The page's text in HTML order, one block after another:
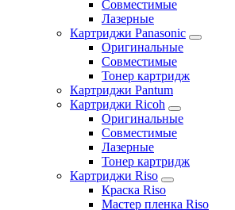
Совместимые
Лазерные
Картриджи Panasonic
Оригинальные
Совместимые
Тонер картридж
Картриджи Pantum
Картриджи Ricoh
Оригинальные
Совместимые
Лазерные
Тонер картридж
Картриджи Riso
Краска Riso
Мастер пленка Riso